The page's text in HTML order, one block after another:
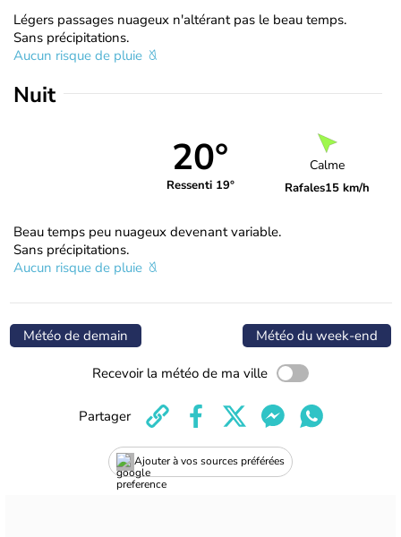
Légers passages nuageux n'altérant pas le beau temps.
Sans précipitations.
Aucun risque de pluie
Nuit
20°
Ressenti 19°
Calme
Rafales15 km/h
Beau temps peu nuageux devenant variable.
Sans précipitations.
Aucun risque de pluie
Météo de demain Météo du week-end
Recevoir la météo de ma ville
Ajouter à vos sources préférées
Partager